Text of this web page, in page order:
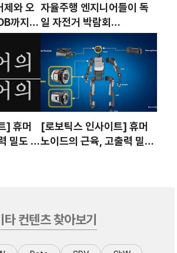
제와 오
까지,
화
자율주행 엔지니어들이 독
일 자전거 박람회
(Eurobike)로 출근한 이유
] 휴머
밀도 액
[로보틱스 인사이트] 휴머
노이드의 근육, 고출력 밀도
타 컨텐츠 찾아보기